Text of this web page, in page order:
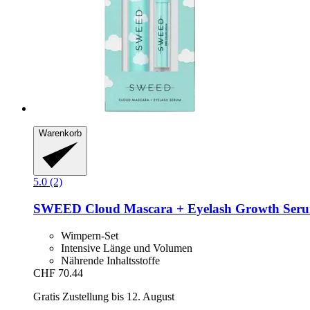
Warenkorb
5.0 (2)
SWEED Cloud Mascara + Eyelash Growth
Wimpern-Set
Intensive Länge und Volumen
Nährende Inhaltsstoffe
CHF 70.44
Gratis Zustellung bis 12. August